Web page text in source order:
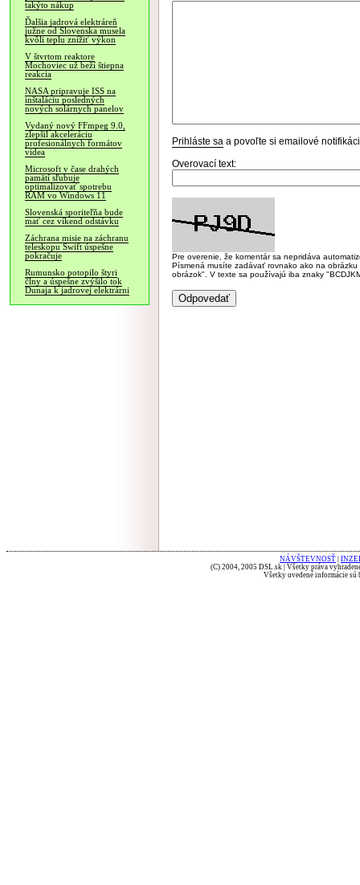
takýto nákup
Ďalšia jadrová elektráreň
južne od Slovenska musela
kvôli teplu znížiť výkon
V štvrtom reaktore
Mochoviec už beží štiepna
reakcia
NASA pripravuje ISS na
inštaláciu posledných
nových solárnych panelov
Vydaný nový FFmpeg 9.0,
zlepšil akceleráciu
profesionálnych formátov
videa
Microsoft v čase drahých
pamätí sľubuje
optimalizovať spotrebu
RAM vo Windows 11
Slovenská sporiteľňa bude
mať cez víkend odstávku
Záchrana misie na záchranu
teleskopu Swift úspešne
pokračuje
Rumunsko potopilo štyri
člny a úspešne zvýšilo tok
Dunaja k jadrovej elektrárni
Prihláste sa a povoľte si emailové
Overovací text:
Pre overenie, že komentár sa nepridáva
Písmená musíte zadávať rovnako ako na
obrázok". V texte sa používajú iba znaky
NÁVŠTEVNOSŤ
(C) 2004, 2005 DSL.sk | Všetky práva
Všetky uvedené informácie sú